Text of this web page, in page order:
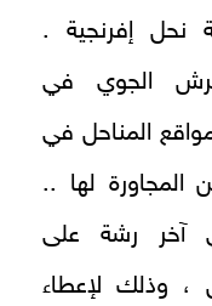
نحل إفرنجية .
الجوي في
المناحل في
المجاورة لها ..
آخر رشة على
، وذلك لإعطاء